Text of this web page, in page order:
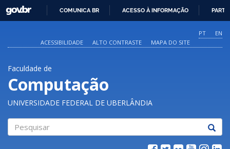
O
CONTEÚDO
GOVBR
COMUNICA BR ACESSO À INFORMAÇÃO
PT
EN
ACESSIBILIDADE
ALTO CONTRASTE MAPA DO SITE
Faculdade de
Computação
UNIVERSIDADE FEDERAL DE UBERLÂNDIA